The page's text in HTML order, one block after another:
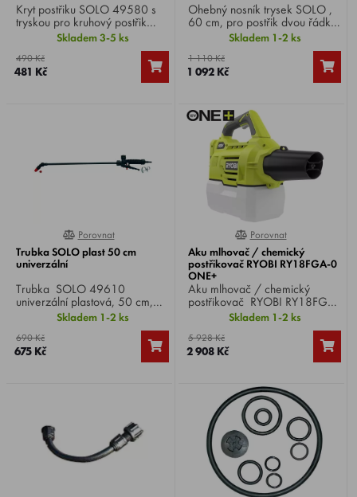
Kryt postřiku SOLO 49580 s
tryskou pro kruhový postřik
(plný kužel) vhodný pro
bodovou aplikaci, kruhový.
Skladem 3-5 ks
490 Kč
481 Kč
Ohebný nosník trysek SOLO ,
60 cm, pro postřik dvou řádků
nebo jednoho řádku z obou
Skladem 1-2 ks
1 110 Kč
1 092 Kč
0%
Porovnat
Trubka SOLO plast 50 cm
univerzální
Trubka SOLO 49610
univerzální plastová, 50 cm,
včetně ručního ventilu a dvou
Skladem 1-2 ks
690 Kč
675 Kč
0%
Porovnat
Aku mlhovač / chemický
postřikovač RYOBI RY18FGA-0
ONE+
Aku mlhovač / chemický
postřikovač RYOBI RY18FGA-
0 ONE+ , napětí 18 V, průtok
7,2 l/h, dosah 4,5 m, nádrž 2
l, hmotnost 2,8 kg.
Skladem 1-2 ks
5 928 Kč
2 908 Kč